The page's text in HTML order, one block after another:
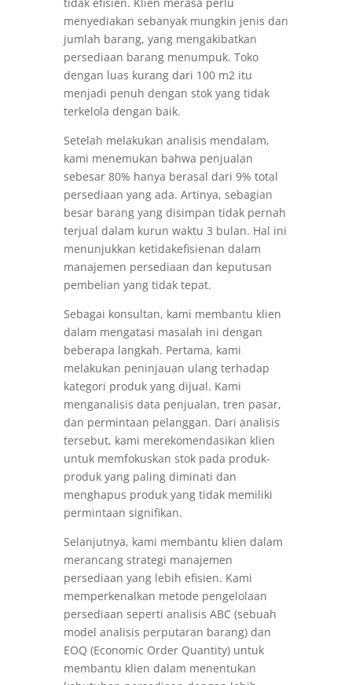
menyediakan sebanyak mungkin jenis dan
jumlah barang, yang mengakibatkan
persediaan barang menumpuk. Toko
dengan luas kurang dari 100 m2 itu
menjadi penuh dengan stok yang tidak
terkelola dengan baik.
Setelah melakukan analisis mendalam,
kami menemukan bahwa penjualan
sebesar 80% hanya berasal dari 9% total
persediaan yang ada. Artinya, sebagian
besar barang yang disimpan tidak pernah
terjual dalam kurun waktu 3 bulan. Hal ini
menunjukkan ketidakefisienan dalam
manajemen persediaan dan keputusan
pembelian yang tidak tepat.
Sebagai konsultan, kami membantu klien
dalam mengatasi masalah ini dengan
beberapa langkah. Pertama, kami
melakukan peninjauan ulang terhadap
kategori produk yang dijual. Kami
menganalisis data penjualan, tren pasar,
dan permintaan pelanggan. Dari analisis
tersebut, kami merekomendasikan klien
untuk memfokuskan stok pada produk-
produk yang paling diminati dan
menghapus produk yang tidak memiliki
permintaan signifikan.
Selanjutnya, kami membantu klien dalam
merancang strategi manajemen
persediaan yang lebih efisien. Kami
memperkenalkan metode pengelolaan
persediaan seperti analisis ABC (sebuah
model analisis perputaran barang) dan
EOQ (Economic Order Quantity) untuk
membantu klien dalam menentukan